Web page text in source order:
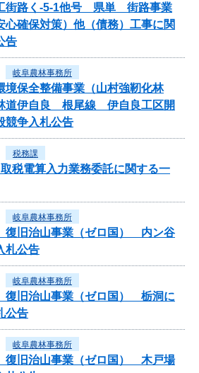
街路く-5-1他号 県単 街路事業
心確保対策）他（債務）工事に関
告
岐阜農林事務所
境保全整備事業（山村強靭化林
伊自良 根尾線 伊自良工区開
競争入札公告
税務課
税電算入力業務委託に関する一
岐阜農林事務所
復旧治山事業（ゼロ国） 内ン谷
札公告
岐阜農林事務所
復旧治山事業（ゼロ国） 栃洞に
公告
岐阜農林事務所
復旧治山事業（ゼロ国） 木戸場